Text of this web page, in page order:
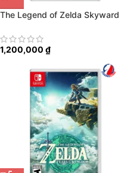
The Legend of Zelda Skyward
1,200,000 ₫